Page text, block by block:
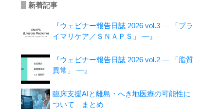
新着記事
『ウェビナー報告日誌 2026 vol.3 ― 「プラ
イマリケア／ＳＮＡＰＳ」 ―』
『ウェビナー報告日誌 2026 vol.2 ― 「脂質
異常」 ―』
臨床支援AIと離島・へき地医療の可能性に
ついて まとめ